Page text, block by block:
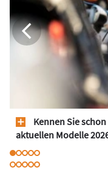
Kennen Sie
aktuellen Modelle